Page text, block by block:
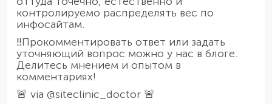
контролируемо распределять вес по
инфосайтам.
‼️Прокомментировать ответ или задать
уточняющий вопрос можно у нас в блоге.
Делитесь мнением и опытом в
комментариях!
🚨 via @siteclinic_doctor 🚨